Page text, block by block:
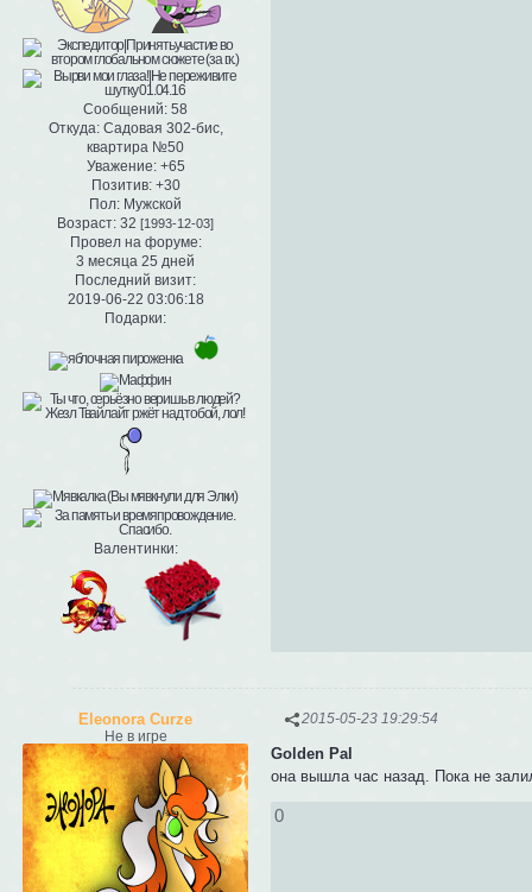
Сообщений: 58
Откуда:Садовая 302-бис,
квартира №50
Уважение: +65
Позитив: +30
Пол: Мужской
Возраст: 32 [1993-12-03]
Провел на форуме:
3 месяца 25 дней
Последний визит:
2019-06-22 03:06:18
Подарки:
Валентинки:
2015-05-23 19:29:54
Eleonora Curze
Не в игре
Golden Pal
она вышла час назад. Пока не
0